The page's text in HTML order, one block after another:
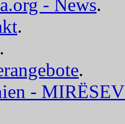
- News.
.
.
.
-